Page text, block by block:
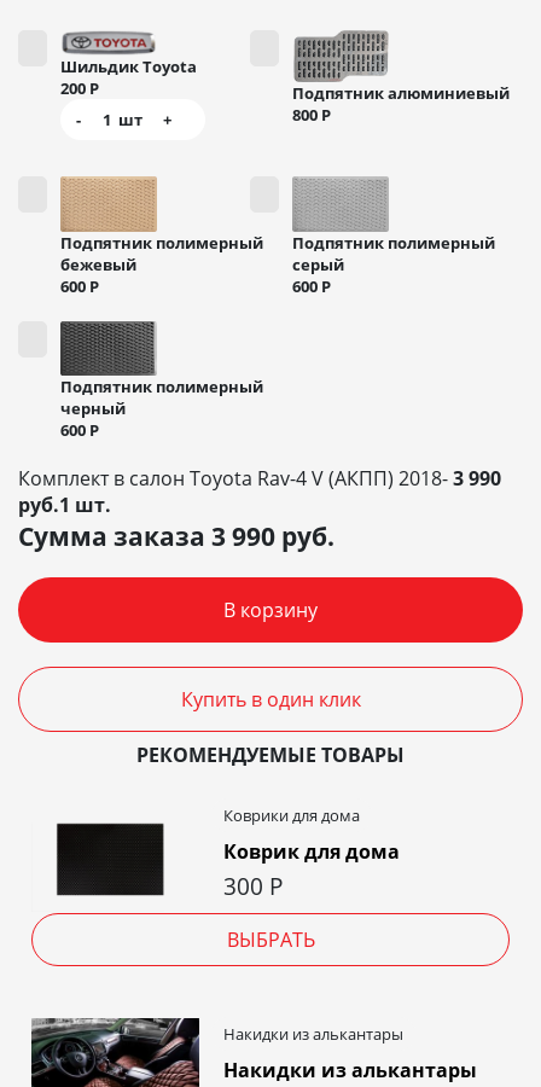
Шильдик Toyota
200 Р
-
1 шт +
Подпятник алюминиевый
800 Р
Подпятник полимерный
бежевый
600 Р
Подпятник полимерный
серый
600 Р
Подпятник полимерный
черный
600 Р
Комплект в салон Toyota Rav-4 V (АКПП) 2018-3 990
руб.1 шт.
Сумма заказа 3 990 руб.
В корзину
Купить в один клик
РЕКОМЕНДУЕМЫЕ ТОВАРЫ
Коврики для дома
Коврик для дома
300 Р
ВЫБРАТЬ
Накидки из алькантары
Накидки из алькантары